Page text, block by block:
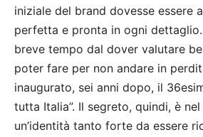
iniziale del brand dovesse essere
perfetta e pronta in ogni
breve tempo dal dover valutare
poter fare per non andare in
inaugurato, sei anni dopo, il
tutta Italia”. Il segreto, quindi, è
un’identità tanto forte da essere